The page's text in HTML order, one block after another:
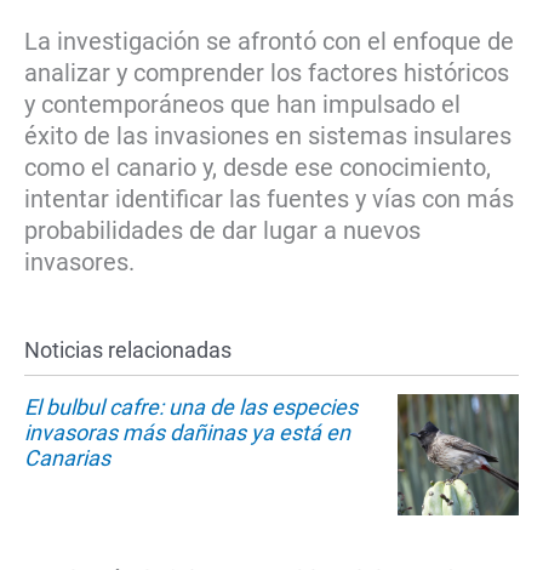
La investigación se afrontó con el enfoque de
analizar y comprender los factores históricos
y contemporáneos que han impulsado el
éxito de las invasiones en sistemas insulares
como el canario y, desde ese conocimiento,
intentar identificar las fuentes y vías con más
probabilidades de dar lugar a nuevos
invasores.
Noticias relacionadas
El bulbul cafre: una de las especies
invasoras más dañinas ya está en
Canarias